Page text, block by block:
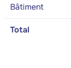
Bâtiment
Total